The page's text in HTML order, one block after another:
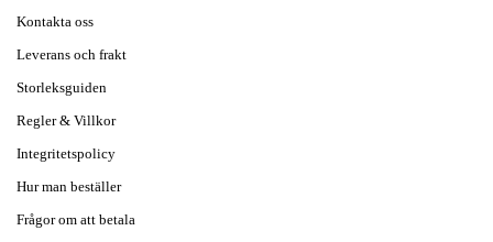
Kontakta oss
Leverans och frakt
Storleksguiden
Regler & Villkor
Integritetspolicy
Hur man beställer
Frågor om att betala